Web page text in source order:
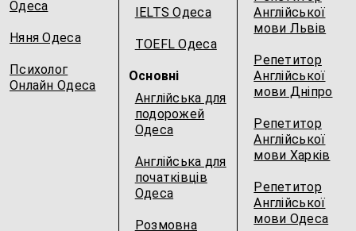
Одеса
Няня Одеса
Психолог
Онлайн Одеса
IELTS Одеса
TOEFL Одеса
Основні
Англійська для
подорожей
Одеса
Англійська для
початківців
Одеса
Розмовна
Англійської
мови Львів
Репетитор
Англійської
мови Дніпро
Репетитор
Англійської
мови Харків
Репетитор
Англійської
мови Одеса